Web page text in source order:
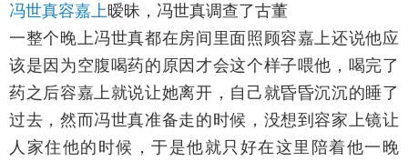
冯世真容嘉上暧昧，冯世真调查了古董
一整个晚上冯世真都在房间里面照顾容嘉上还说他应
该是因为空腹喝药的原因才会这个样子喂他，喝完了
药之后容嘉上就说让她离开，自己就昏昏沉沉的睡了
过去，然而冯世真准备走的时候，没想到容家上镜让
人家住他的时候，于是他就只好在这里陪着他一晚